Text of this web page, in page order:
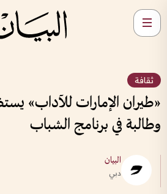
ثقافة
وطالبة في برنامج الشباب
البيان
دبي